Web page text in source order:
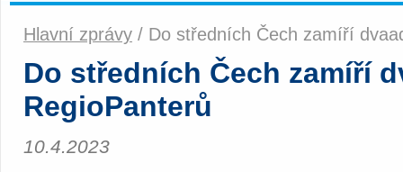
Hlavní zprávy / Do středních Čech zamíří
Do středních Čech zamíří
RegioPanterů
10.4.2023